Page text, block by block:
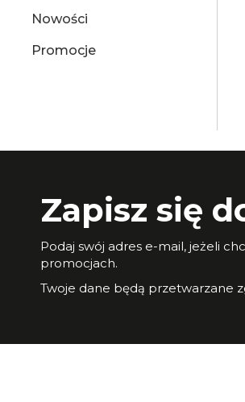
Nowości
Promocje
Zapisz się
Podaj swój adres e-mail, jeżeli
promocjach.
Twoje dane będą przetwarzane